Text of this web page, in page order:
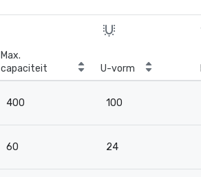
Max.
capaciteit
U-vorm
400 100
60 24